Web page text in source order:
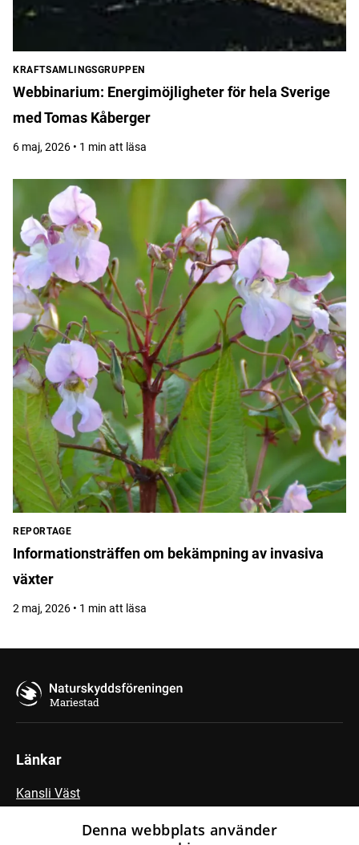
KRAFTSAMLINGSGRUPPEN
Webbinarium: Energimöjligheter för hela Sverige
med Tomas Kåberger
6 maj, 2026 • 1 min att läsa
REPORTAGE
Informationsträffen om bekämpning av invasiva
växter
2 maj, 2026 • 1 min att läsa
Mariestad
Länkar
Kansli Väst
FältbiologernaDenna webbplats använder